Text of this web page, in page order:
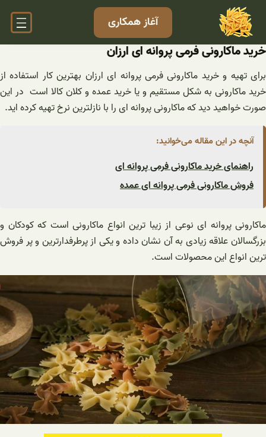
محتوا
آغاز همکاری
خرید ماکارونی فرمی پروانه ای ارزان
برای تهیه و خرید ماکارونی فرمی پروانه ای ارزان بهترین کار استفاده از
خرید ماکارونی به شکل مستقیم و یا خرید عمده و کلان کالا است در این
صورت خواهید دید که ماکارونی پروانه ای را با نازلترین نرخ تهیه کرده اید.
آنچه در این مقاله می‌خوانید:
راهنمای خرید ماکارونی فرمی پروانه ای
فروش ماکارونی فرمی پروانه ای عمده
ماکارونی پروانه ای نوعی از زیبا ترین انواع ماکارونی است که کودکان و
بزرگسالان علاقه زیادی به آن نشان داده و یکی از پرطرفدارترین و پر فروش
ترین انواع این محصولات است.